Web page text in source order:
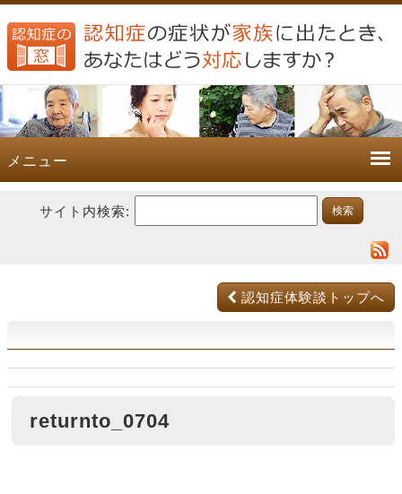
メニュー
サイト内検索:
認知症体験談トップへ
returnto_0704